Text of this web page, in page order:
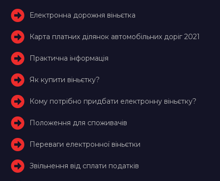
Електронна дорожня віньєтка
Карта платних ділянок автомобільних доріг 2021
Практична інформація
Як купити віньєтку?
Кому потрібно придбати електронну віньєтку?
Положення для споживачів
Переваги електронної віньєтки
Звільнення від сплати податків